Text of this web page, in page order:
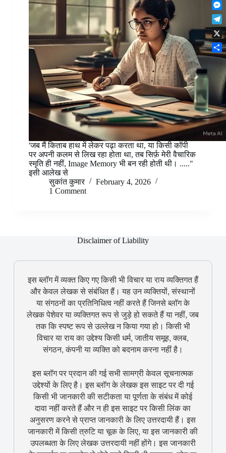
'जब मैं किताब हाथ में लेकर पढ़ा करता था, या किसी कॉपी
पर अपनी कलम से लिख रहा होता था, तब सिर्फ़ मेरी वैचारिक
स्मृति ही नहीं, Image Memory भी बन रही होती थी। ....."
इसी आलेख से
सुकांत कुमार
February 4, 2026
1 Comment
Disclaimer of Liability
इस ब्लॉग में व्यक्त किए गए किसी भी विचार या राय व्यक्तिगत हैं
और केवल लेखक से संबंधित हैं। यह उन व्यक्तियों, संस्थानों
या संगठनों का प्रतिनिधित्व नहीं करते हैं जिनसे ब्लॉग के
लेखक पेशेवर या व्यक्तिगत रूप से जुड़े हो सकते हैं या नहीं, जब
तक कि स्पष्ट रूप से उल्लेख न किया गया हो। किसी भी
विचार या राय का उद्देश्य किसी धर्म, जातीय समूह, क्लब,
संगठन, कंपनी या व्यक्ति को बदनाम करना नहीं है।
इस ब्लॉग पर प्रदान की गई सभी सामग्री केवल सूचनात्मक
उद्देश्यों के लिए है। इस ब्लॉग के लेखक इस साइट पर दी गई
किसी भी जानकारी की सटीकता या पूर्णता के संबंध में कोई
दावा नहीं करते हैं और न ही इस साइट पर किसी लिंक का
अनुसरण करने से प्राप्त जानकारी के लिए उत्तरदायी हैं। इस
जानकारी में किसी त्रुटि या चूक के लिए, या इस जानकारी की
उपलब्धता के लिए लेखक उत्तरदायी नहीं होंगे। इस जानकारी
o
k
r
e
s
t
t
s
A
p
p
n
k
e
d
I
n
l
i
p
b
o
M
e
s
s
e
T
e
l
e
X
S